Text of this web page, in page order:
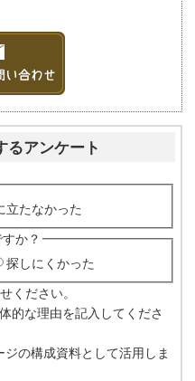
るアンケート
立たなかった
か？
探しにくかった
ください。
的な理由を記入してくださ
の構成資料として活用しま